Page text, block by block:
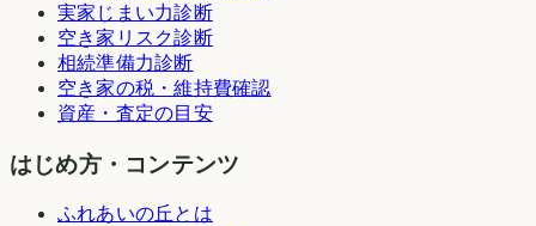
実家じまい力診断
空き家リスク診断
相続準備力診断
空き家の税・維持費確認
資産・査定の目安
はじめ方・コンテンツ
ふれあいの丘とは